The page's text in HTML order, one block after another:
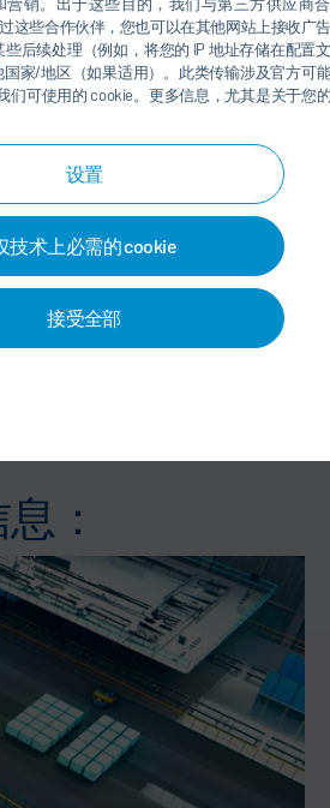
这些合作伙伴，您也可以在其他网站上接收广告
后续处理（例如，将您的 IP 地址存储在配置
家/地区（如果适用）。此类传输涉及官方可
们可使用的 cookie。更多信息，尤其是关于您
设置
技术上必需的 cookie
接受全部
：